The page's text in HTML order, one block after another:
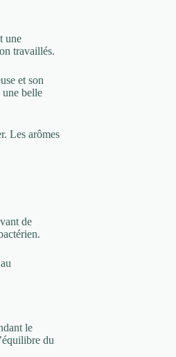
une
travaillés.
et son
une belle
Les arômes
de
le
du